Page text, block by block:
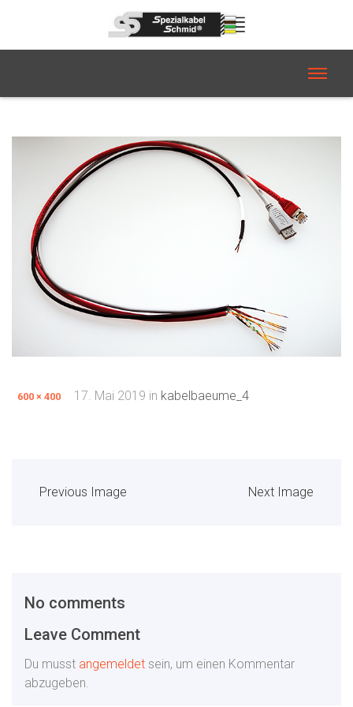
600 × 400 17. Mai 2019 in kabelbaeume_4
Previous Image Next Image
No comments
Leave Comment
Du musst angemeldet sein, um einen Kommentar
abzugeben.